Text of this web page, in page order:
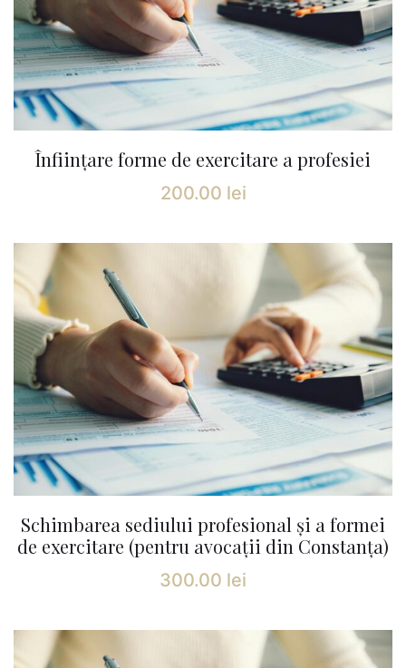
Înființare forme de exercitare a profesiei
200.00 lei
Schimbarea sediului profesional și a formei
de exercitare (pentru avocații din Constanța)
300.00 lei